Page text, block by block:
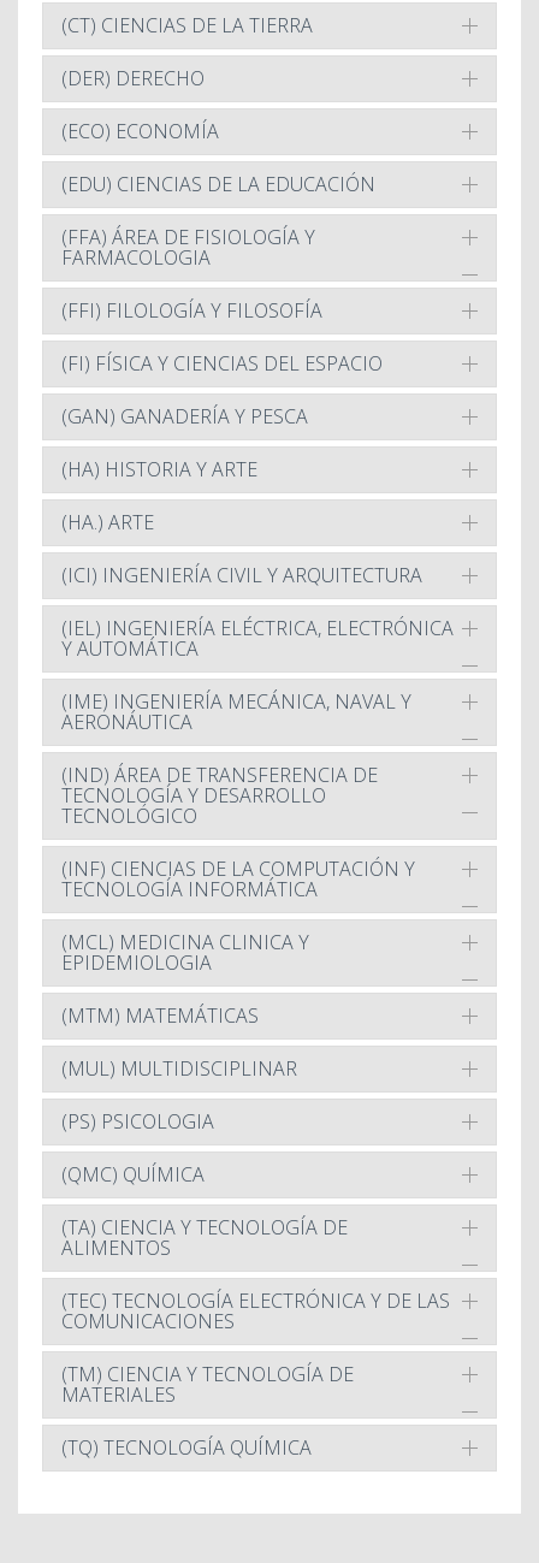
(CT) CIENCIAS DE LA TIERRA
(DER) DERECHO
(ECO) ECONOMÍA
(EDU) CIENCIAS DE LA EDUCACIÓN
(FFA) ÁREA DE FISIOLOGÍA Y
FARMACOLOGIA
(FFI) FILOLOGÍA Y FILOSOFÍA
(FI) FÍSICA Y CIENCIAS DEL ESPACIO
(GAN) GANADERÍA Y PESCA
(HA) HISTORIA Y ARTE
(HA.) ARTE
(ICI) INGENIERÍA CIVIL Y ARQUITECTURA
(IEL) INGENIERÍA ELÉCTRICA, ELECTRÓNICA
Y AUTOMÁTICA
(IME) INGENIERÍA MECÁNICA, NAVAL Y
AERONÁUTICA
(IND) ÁREA DE TRANSFERENCIA DE
TECNOLOGÍA Y DESARROLLO
TECNOLÓGICO
(INF) CIENCIAS DE LA COMPUTACIÓN Y
TECNOLOGÍA INFORMÁTICA
(MCL) MEDICINA CLINICA Y
EPIDEMIOLOGIA
(MTM) MATEMÁTICAS
(MUL) MULTIDISCIPLINAR
(PS) PSICOLOGIA
(QMC) QUÍMICA
(TA) CIENCIA Y TECNOLOGÍA DE
ALIMENTOS
(TEC) TECNOLOGÍA ELECTRÓNICA Y DE LAS
COMUNICACIONES
(TM) CIENCIA Y TECNOLOGÍA DE
MATERIALES
(TQ) TECNOLOGÍA QUÍMICA